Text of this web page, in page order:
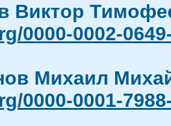
Виктор
0000-0002-
Михаил
0000-0001-